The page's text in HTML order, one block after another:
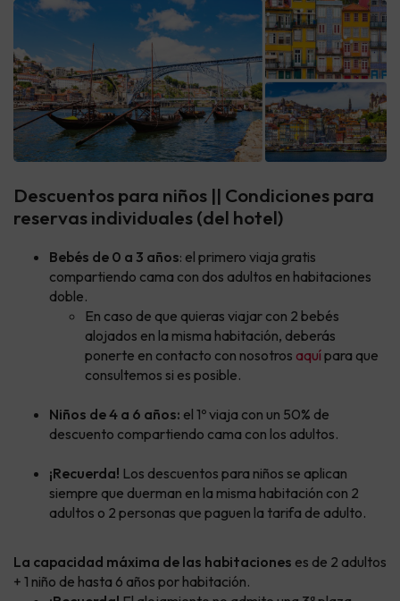
Descuentos para niños || Condiciones para
reservas individuales (del hotel)
Bebés de 0 a 3 años: el primero viaja gratis
compartiendo cama con dos adultos en habitaciones
doble.
En caso de que quieras viajar con 2 bebés
alojados en la misma habitación, deberás
ponerte en contacto con nosotros aquípara que
consultemos si es posible.
Niños de 4 a 6 años: el 1º viaja con un 50% de
descuento compartiendo cama con los adultos.
¡Recuerda! Los descuentos para niños se aplican
siempre que duerman en la misma habitación con 2
adultos o 2 personas que paguen la tarifa de adulto.
La capacidad máxima de las habitaciones es de 2 adultos
+ 1 niño de hasta 6 años por habitación.